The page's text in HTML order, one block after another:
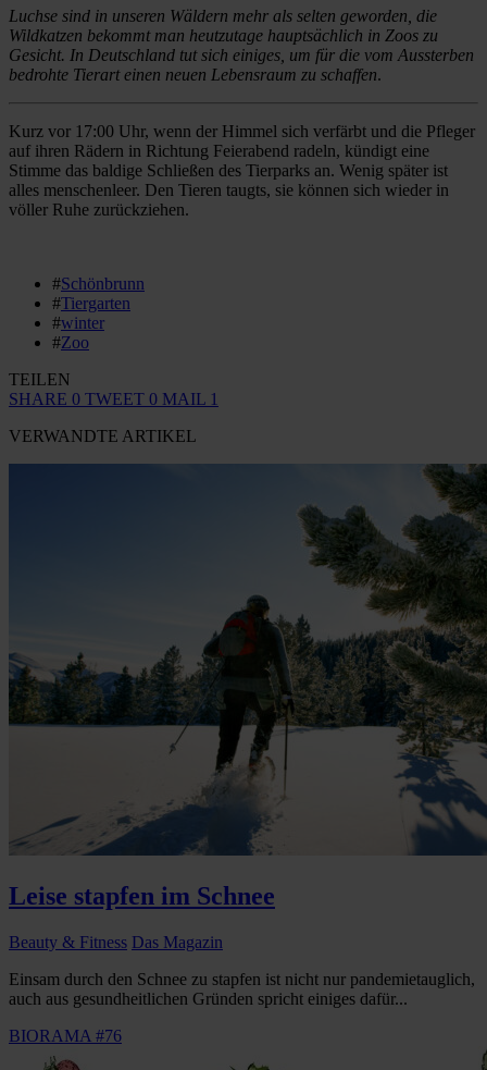
Luchse sind in unseren Wäldern mehr als selten geworden, die
Wildkatzen bekommt man heutzutage hauptsächlich in Zoos zu
Gesicht. In Deutschland tut sich einiges, um für die vom Aussterben
bedrohte Tierart einen neuen Lebensraum zu schaffen.
Kurz vor 17:00 Uhr, wenn der Himmel sich verfärbt und die Pfleger
auf ihren Rädern in Richtung Feierabend radeln, kündigt eine
Stimme das baldige Schließen des Tierparks an. Wenig später ist
alles menschenleer. Den Tieren taugts, sie können sich wieder in
völler Ruhe zurückziehen.
#Schönbrunn
#Tiergarten
#winter
#Zoo
TEILEN
SHARE 0 TWEET 0 MAIL 1
VERWANDTE ARTIKEL
Leise stapfen im Schnee
Beauty & Fitness Das Magazin
Einsam durch den Schnee zu stapfen ist nicht nur pandemietauglich,
auch aus gesundheitlichen Gründen spricht einiges dafür...
BIORAMA #76